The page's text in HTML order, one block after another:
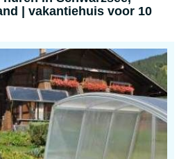
| vakantiehuis voor 10